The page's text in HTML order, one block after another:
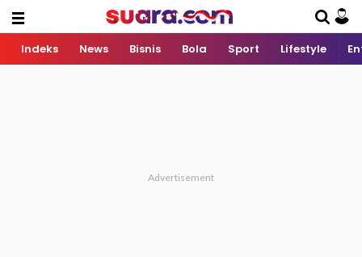
Indeks News Bisnis Bola Sport Lifestyle